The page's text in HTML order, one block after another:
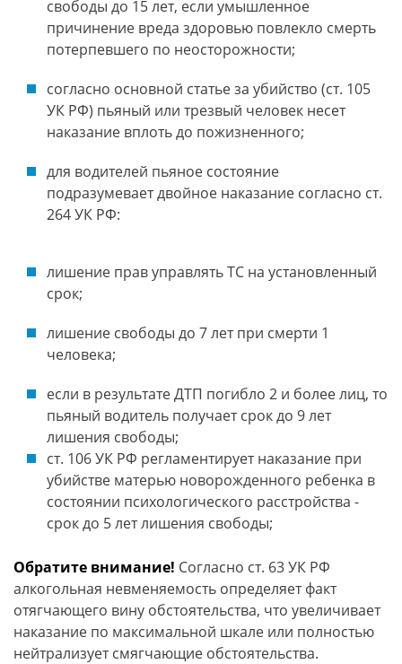
свободы до 15 лет, если умышленное
причинение вреда здоровью повлекло смерть
потерпевшего по неосторожности;
согласно основной статье за убийство (ст. 105
УК РФ) пьяный или трезвый человек несет
наказание вплоть до пожизненного;
для водителей пьяное состояние
подразумевает двойное наказание согласно ст.
264 УК РФ:
лишение прав управлять ТС на установленный
срок;
лишение свободы до 7 лет при смерти 1
человека;
если в результате ДТП погибло 2 и более лиц, то
пьяный водитель получает срок до 9 лет
лишения свободы;
ст. 106 УК РФ регламентирует наказание при
убийстве матерью новорожденного ребенка в
состоянии психологического расстройства -
срок до 5 лет лишения свободы;
Обратите внимание! Согласно ст. 63 УК РФ
алкогольная невменяемость определяет факт
отягчающего вину обстоятельства, что увеличивает
наказание по максимальной шкале или полностью
нейтрализует смягчающие обстоятельства.